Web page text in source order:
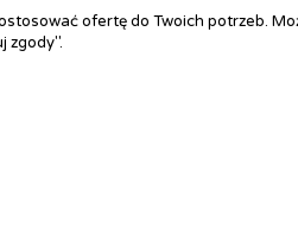
Moje zamówienia
Przechowalnia
ofertę do Twoich potrzeb.
zgody".